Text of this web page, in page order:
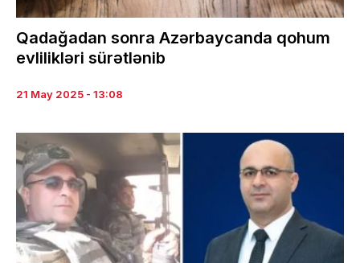
Qadağadan sonra Azərbaycanda qohum
evlilikləri sürətlənib
21 May 2025 - 13:08